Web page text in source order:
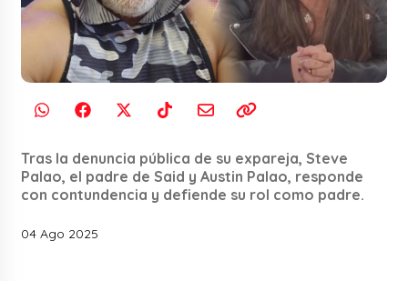
Tras la denuncia pública de su expareja, Steve
Palao, el padre de Said y Austin Palao, responde
con contundencia y defiende su rol como padre.
04 Ago 2025